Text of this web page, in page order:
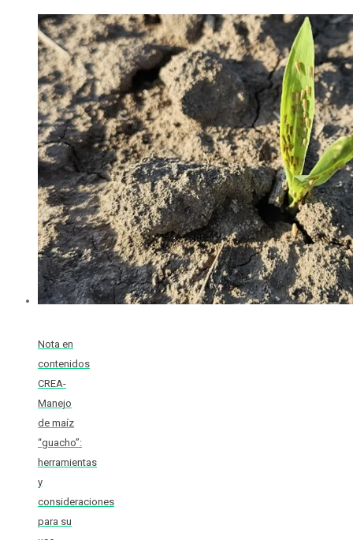
Nota en
contenidos
CREA-
Manejo
de maíz
“guacho”:
herramientas
y
consideraciones
para su